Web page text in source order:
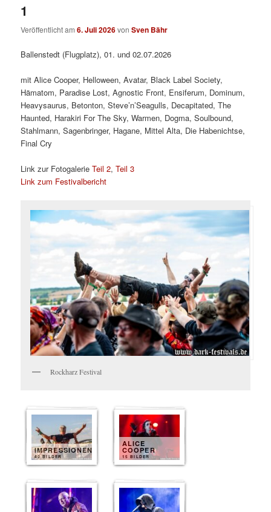
1
Veröffentlicht am6. Juli 2026vonSven Bähr
Ballenstedt (Flugplatz), 01. und 02.07.2026
mit Alice Cooper, Helloween, Avatar, Black Label Society,
Hämatom, Paradise Lost, Agnostic Front, Ensiferum, Dominum,
Heavysaurus, Betonton, Steve’n’Seagulls, Decapitated, The
Haunted, Harakiri For The Sky, Warmen, Dogma, Soulbound,
Stahlmann, Sagenbringer, Hagane, Mittel Alta, Die Habenichtse,
Final Cry
Link zur FotogalerieTeil 2,Teil 3
Link zum Festivalbericht
Rockharz Festival
IMPRESSIONEN
40 BILDER
ALICE
COOPER
15 BILDER